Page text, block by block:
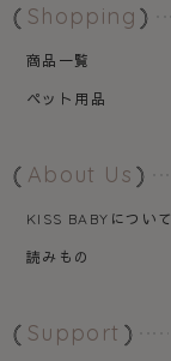
Shopping
商品一覧
ペット用品
About Us
KISS BABY について
読みもの
Support